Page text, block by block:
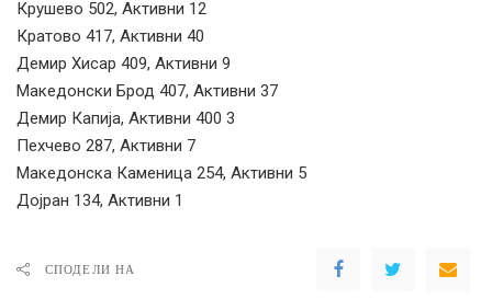
Крушево 502, Активни 12
Кратово 417, Активни 40
Демир Хисар 409, Активни 9
Македонски Брод 407, Активни 37
Демир Капија, Активни 400 3
Пехчево 287, Активни 7
Македонска Каменица 254, Активни 5
Дојран 134, Активни 1
СПОДЕЛИ НА